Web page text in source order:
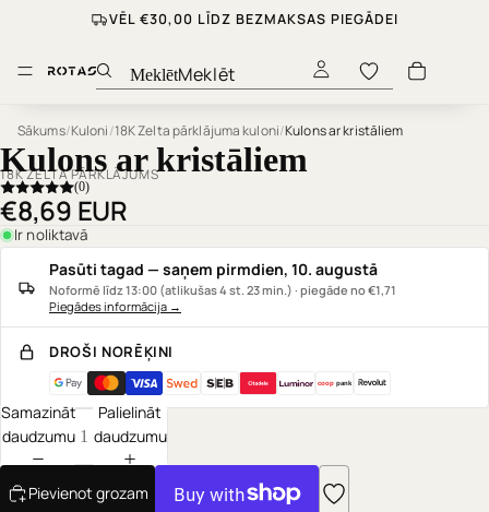
VĒL €30,00 LĪDZ BEZMAKSAS PIEGĀDEI
Meklēt
Sākums/Kuloni/18K Zelta pārklājuma kuloni/Kulons ar kristāliem
Kulons ar kristāliem
18K ZELTA PĀRKLĀJUMS
(0)
€8,69 EUR
Ir noliktavā
Pasūti tagad — saņem pirmdien, 10. augustā
Noformē līdz 13:00 (atlikušas 4 st. 23 min.) · piegāde no €1,71
Piegādes informācija →
DROŠI NORĒĶINI
cooppank
Samazināt
daudzumu
Palielināt
daudzumu
Pievienot grozam